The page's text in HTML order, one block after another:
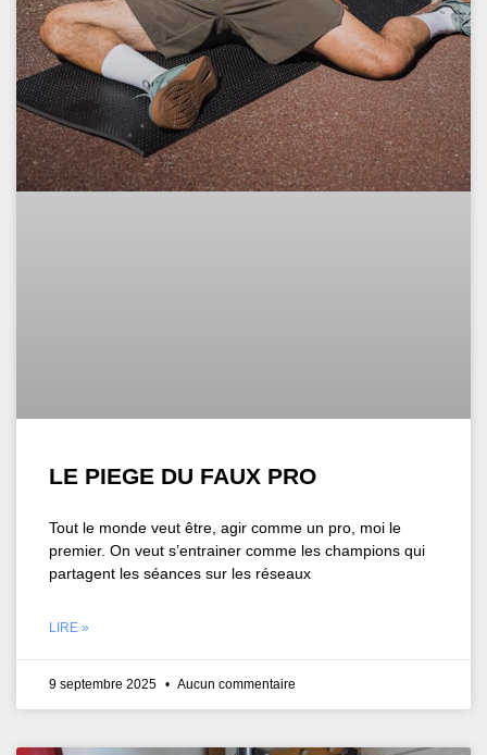
LE PIEGE DU FAUX PRO
Tout le monde veut être, agir comme un pro, moi le
premier. On veut s’entrainer comme les champions qui
partagent les séances sur les réseaux
LIRE »
9 septembre 2025 Aucun commentaire